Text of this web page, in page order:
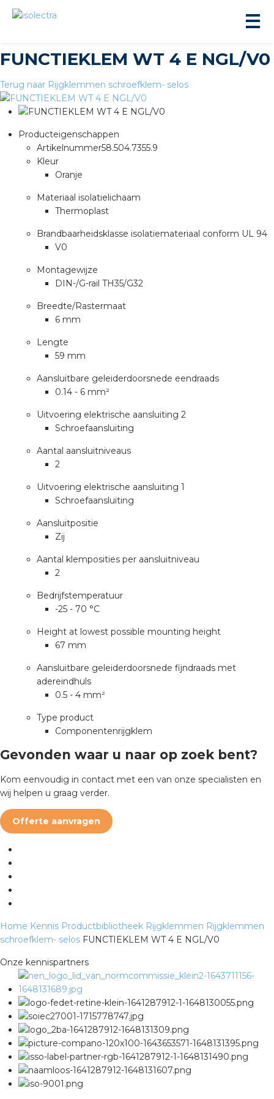
FUNCTIEKLEM WT 4 E NGL/V0
Terug naar Rijgklemmen schroefklem- selos
Producteigenschappen
Artikelnummer58.504.7355.9
Kleur
Oranje
Materiaal isolatielichaam
Thermoplast
Brandbaarheidsklasse isolatiemateriaal conform UL 94
V0
Montagewijze
DIN-/G-rail TH35/G32
Breedte/Rastermaat
6 mm
Lengte
59 mm
Aansluitbare geleiderdoorsnede eendraads
0.14 - 6 mm²
Uitvoering elektrische aansluiting 2
Schroefaansluiting
Aantal aansluitniveaus
2
Uitvoering elektrische aansluiting 1
Schroefaansluiting
Aansluitpositie
Zij
Aantal klemposities per aansluitniveau
2
Bedrijfstemperatuur
-25 - 70 °C
Height at lowest possible mounting height
67 mm
Aansluitbare geleiderdoorsnede fijndraads met
adereindhuls
0.5 - 4 mm²
Type product
Componentenrijgklem
Gevonden waar u naar op zoek bent?
Kom eenvoudig in contact met een van onze specialisten en
wij helpen u graag verder.
Offerte aanvragen
Home Kennis Productbibliotheek Rijgklemmen Rijgklemmen
schroefklem- selos FUNCTIEKLEM WT 4 E NGL/V0
Onze kennispartners
installeren
installeren
installeren
installeren in beton
installeren in de tuinbouw
stekerbare vlakkabel
GST®
RST®
Academy